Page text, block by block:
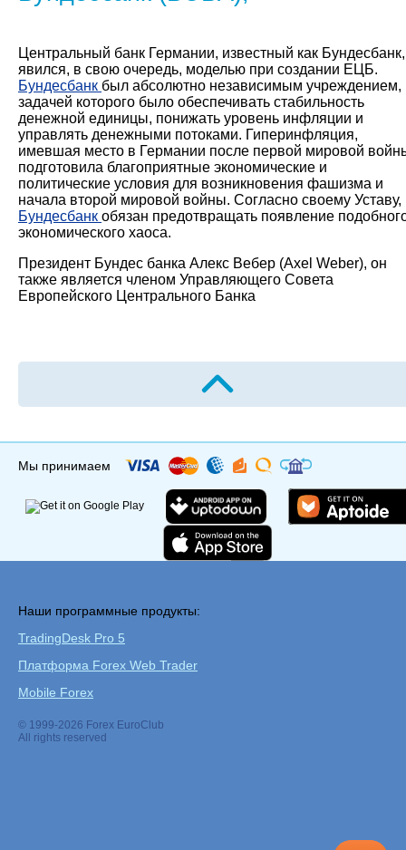
Центральный банк Германии, известный как Бундесбанк,
явился, в свою очередь, моделью при создании ЕЦБ.
Бундесбанк был абсолютно независимым учреждением,
задачей которого было обеспечивать стабильность
денежной единицы, понижать уровень инфляции и
управлять денежными потоками. Гиперинфляция,
имевшая место в Германии после первой мировой
подготовила благоприятные экономические и
политические условия для возникновения фашизма и
начала второй мировой войны. Согласно своему Уставу,
Бундесбанк обязан предотвращать появление
экономического хаоса.
Президент Бундес банка Алекс Вебер (Axel Weber), он
также является членом Управляющего Совета
Европейского Центрального Банка
Мы принимаем
Наши программные продукты:
TradingDesk Pro 5
Платформа Forex Web Trader
Mobile Forex
© 1999-2026 Forex EuroClub
All rights reserved